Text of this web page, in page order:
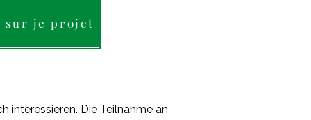
sur je projet
interessieren. Die Teilnahme an